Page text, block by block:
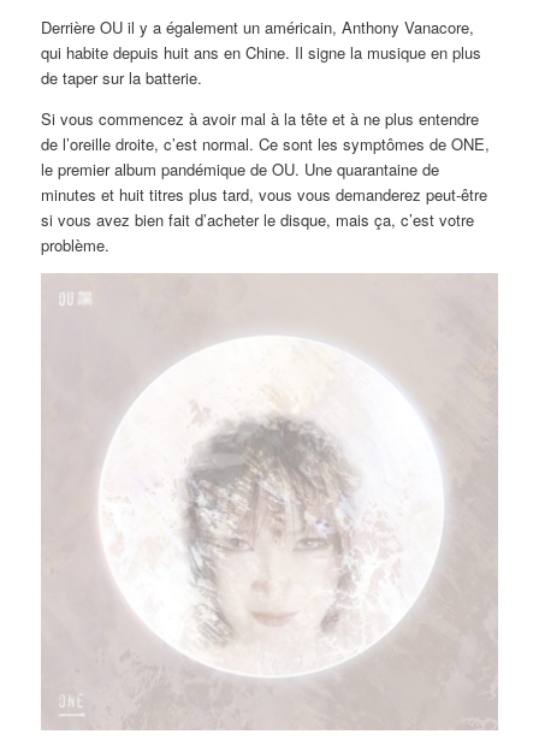
Derrière OU il y a également un américain, Anthony Vanacore,
qui habite depuis huit ans en Chine. Il signe la musique en plus
de taper sur la batterie.
Si vous commencez à avoir mal à la tête et à ne plus entendre
de l’oreille droite, c’est normal. Ce sont les symptômes de ONE,
le premier album pandémique de OU. Une quarantaine de
minutes et huit titres plus tard, vous vous demanderez peut-être
si vous avez bien fait d’acheter le disque, mais ça, c’est votre
problème.